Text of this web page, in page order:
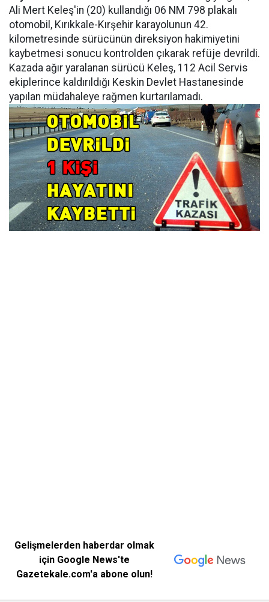
Ali Mert Keleş'in (20) kullandığı 06 NM 798 plakalı
otomobil, Kırıkkale-Kırşehir karayolunun 42.
kilometresinde sürücünün direksiyon hakimiyetini
kaybetmesi sonucu kontrolden çıkarak refüje devrildi.
Kazada ağır yaralanan sürücü Keleş, 112 Acil Servis
ekiplerince kaldırıldığı Keskin Devlet Hastanesinde
yapılan müdahaleye rağmen kurtarılamadı.
Gelişmelerden haberdar olmak
için Google News'te
Gazetekale.com'a abone olun!